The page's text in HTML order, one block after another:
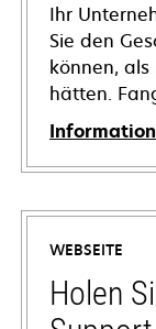
Ihr
Sie den
können,
hätten.
WEBSEITE
Holen